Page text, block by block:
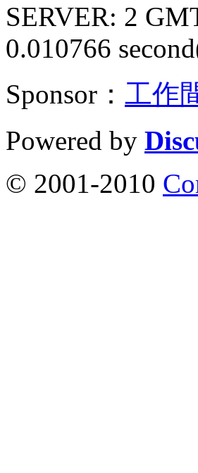
SERVER: 2
0.010766
Sponsor： 工作
Powered by
© 2001-2010